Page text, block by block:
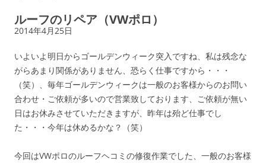
プ
ルーフのリペア（VWポロ）
2014年4月25日
いよいよ明日からゴールデンウィーク突入ですね、私は残念な
がらあまり関係がありません、恐らく仕事ですから・・・
（笑）、毎年ゴールデンウィークは一般のお客様からのお問い
合わせ・ご依頼が多いので営業致しております、ご依頼が無い
日はお休みさせていただきますが、昨年は殆ど仕事でし
た・・・今年は休めるかな？（笑）
今回はVWポロのルーフヘコミの修復作業でした、一般のお客様